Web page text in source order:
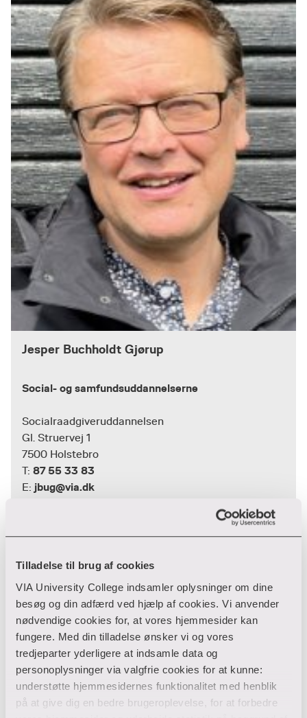
Tilladelse til brug af cookies
VIA University College indsamler oplysninger om dine
besøg og din adfærd ved hjælp af cookies. Vi anvender
nødvendige cookies for, at vores hjemmesider kan
fungere. Med din tilladelse ønsker vi og vores
tredjeparter yderligere at indsamle data og
personoplysninger via valgfrie cookies for at kunne:
understøtte hjemmesidernes funktionalitet med henblik
på at give dig en bedre brugeroplevelse, for at forbedre
Jesper Buchholdt Gjørup
Social- og samfundsuddannelserne
Socialraadgiveruddannelsen
Gl. Struervej 1
7500 Holstebro
T: 87 55 33 83
E: jbug@via.dk
Kirstine Bech Jensen
Socialraadgiveruddannelsen
Gl. Struervej 1
7500 Holstebro
87 55 33 82
kirj@via.dk